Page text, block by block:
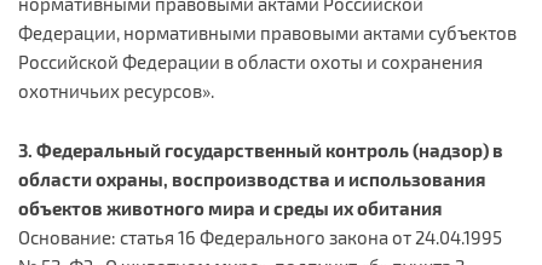
Федерации, нормативными правовыми актами субъектов
Российской Федерации в области охоты и сохранения
охотничьих ресурсов».
3. Федеральный государственный контроль (надзор) в
области охраны, воспроизводства и использования
объектов животного мира и среды их обитания
Основание: статья 16 Федерального закона от 24.04.1995